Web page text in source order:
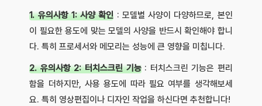
1. 유의사항 1: 사양 확인 : 모델별 사양이 다양하므로, 본인
이 필요한 용도에 맞는 모델의 사양을 반드시 확인해야 합니
다. 특히 프로세서와 메모리는 성능에 큰 영향을 미칩니다.
2. 유의사항 2: 터치스크린 기능: 터치스크린 기능은 편리
함을 더하지만, 사용 용도에 따라 필요 여부를 생각해보세
요. 특히 영상편집이나 디자인 작업을 하신다면 추천합니다!